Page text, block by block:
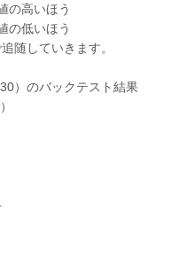
の高いほう
の低いほう
随していきます。
）のバックテスト結果